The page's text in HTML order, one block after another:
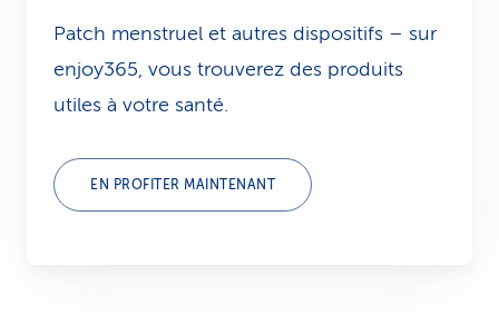
Patch menstruel et autres dispositifs – sur
enjoy365, vous trouverez des produits
utiles à votre santé.
EN PROFITER MAINTENANT